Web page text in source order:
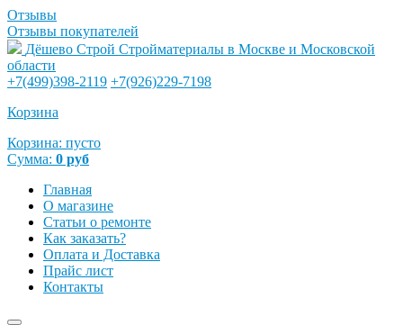
Отзывы
Отзывы покупателей
Дёшево Строй Стройматериалы в Москве и Московской
области
+7(499)398-2119 +7(926)229-7198
Корзина
Корзина: пусто
Сумма: 0 руб
Главная
О магазине
Статьи о ремонте
Как заказать?
Оплата и Доставка
Прайс лист
Контакты